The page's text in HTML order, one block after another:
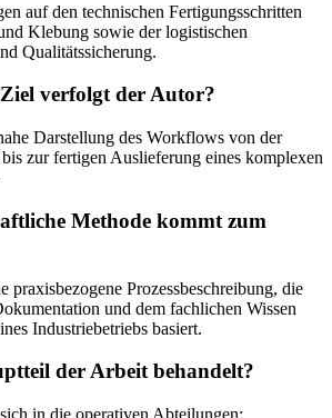
auf den technischen Fertigungsschritten
Klebung sowie der logistischen
Qualitätssicherung.
verfolgt der Autor?
Darstellung des Workflows von der
zur fertigen Auslieferung eines komplexen
Methode kommt zum
praxisbezogene Prozessbeschreibung, die
und dem fachlichen Wissen
Industriebetriebs basiert.
der Arbeit behandelt?
in die operativen Abteilungen: